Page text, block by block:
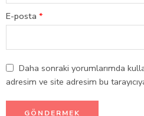
E-posta *
Daha sonraki yorumlarımda
adresim ve site adresim bu